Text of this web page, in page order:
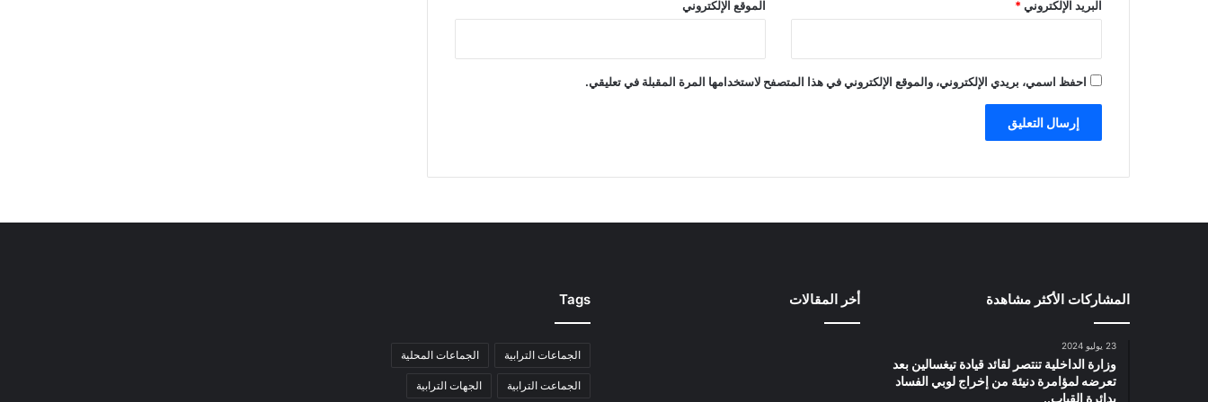
البريد الإلكتروني* الموقع الإلكتروني
احفظ اسمي، بريدي الإلكتروني، والموقع الإلكتروني في هذا المتصفح لاستخدامها المرة المقبلة في تعليقي.
المشاركات الأكثر مشاهدة
23 يوليو 2024
وزارة الداخلية تنتصر لقائد قيادة تيغسالين بعد
تعرضه لمؤامرة دنيئة من إخراج لوبي الفساد
بدائرة القباب..
أخر المقالات Tags
الجماعات الترابية الجماعات المحلية
الجماعت الترابية الجهات الترابية